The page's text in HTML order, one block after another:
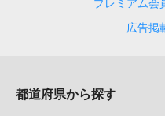
プレミアム会
広告掲
都道府県から探す